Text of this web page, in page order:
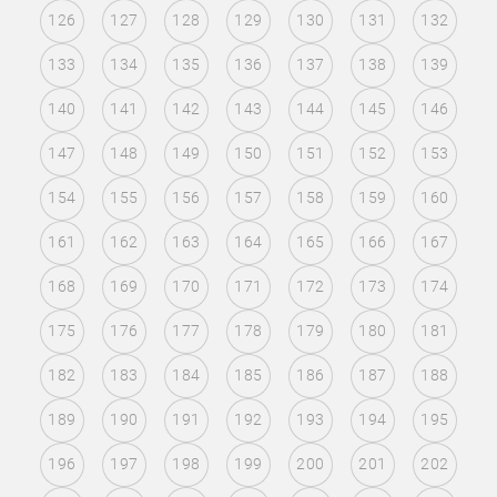
126 127 128 129 130 131 132
133 134 135 136 137 138 139
140 141 142 143 144 145 146
147 148 149 150 151 152 153
154 155 156 157 158 159 160
161 162 163 164 165 166 167
168 169 170 171 172 173 174
175 176 177 178 179 180 181
182 183 184 185 186 187 188
189 190 191 192 193 194 195
196 197 198 199 200 201 202